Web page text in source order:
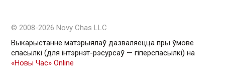
© 2008-2026 Novy Chas LLC
Выкарыстанне матэрыялаў дазваляецца пры ўмове
спасылкі (для інтэрнэт-рэсурсаў — гiперспасылкi) на
«Новы Час» Online